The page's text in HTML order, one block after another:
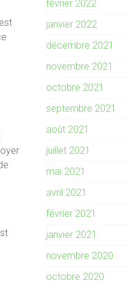
février 2022
janvier 2022
décembre 2021
novembre 2021
octobre 2021
septembre 2021
août 2021
juillet 2021
mai 2021
avril 2021
février 2021
janvier 2021
novembre 2020
octobre 2020